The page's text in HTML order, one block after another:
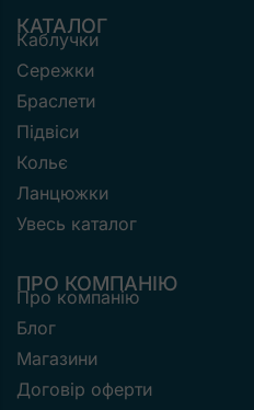
КАТАЛОГ
Каблучки
Сережки
Браслети
Підвіси
Кольє
Ланцюжки
Увесь каталог
ПРО КОМПАНІЮ
Про компанію
Блог
Магазини
Договір оферти